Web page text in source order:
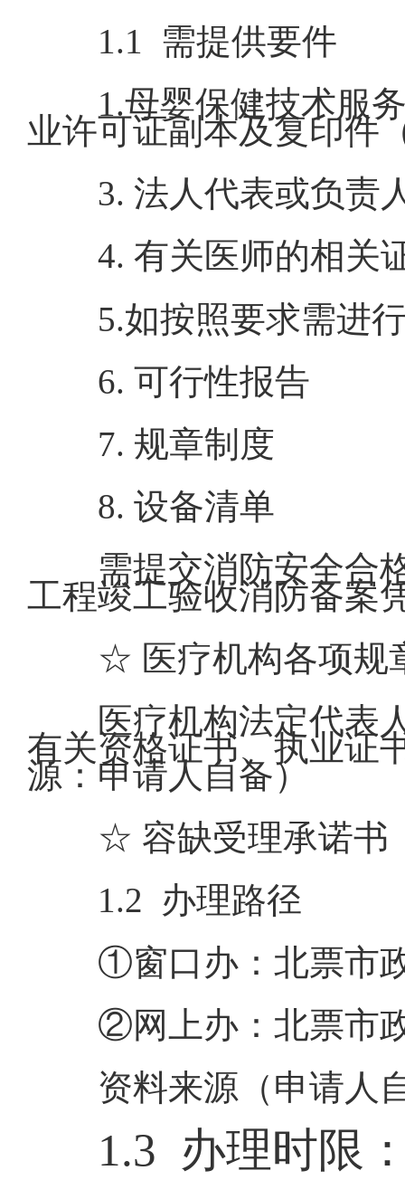
1.1 需提供要件
1.母婴保健技术服
业许可证副本及复印件
3. 法人代表或负责
4. 有关医师的相关
5.如按照要求需进
6. 可行性报告
7. 规章制度
8. 设备清单
需提交消防安全合
工程竣工验收消防备案
☆ 医疗机构各项规
医疗机构法定代表
有关资格证书、执业证
源：申请人自备）
☆ 容缺受理承诺书
1.2 办理路径
①窗口办：北票市
②网上办：北票市
资料来源（申请人
1.3 办理时限